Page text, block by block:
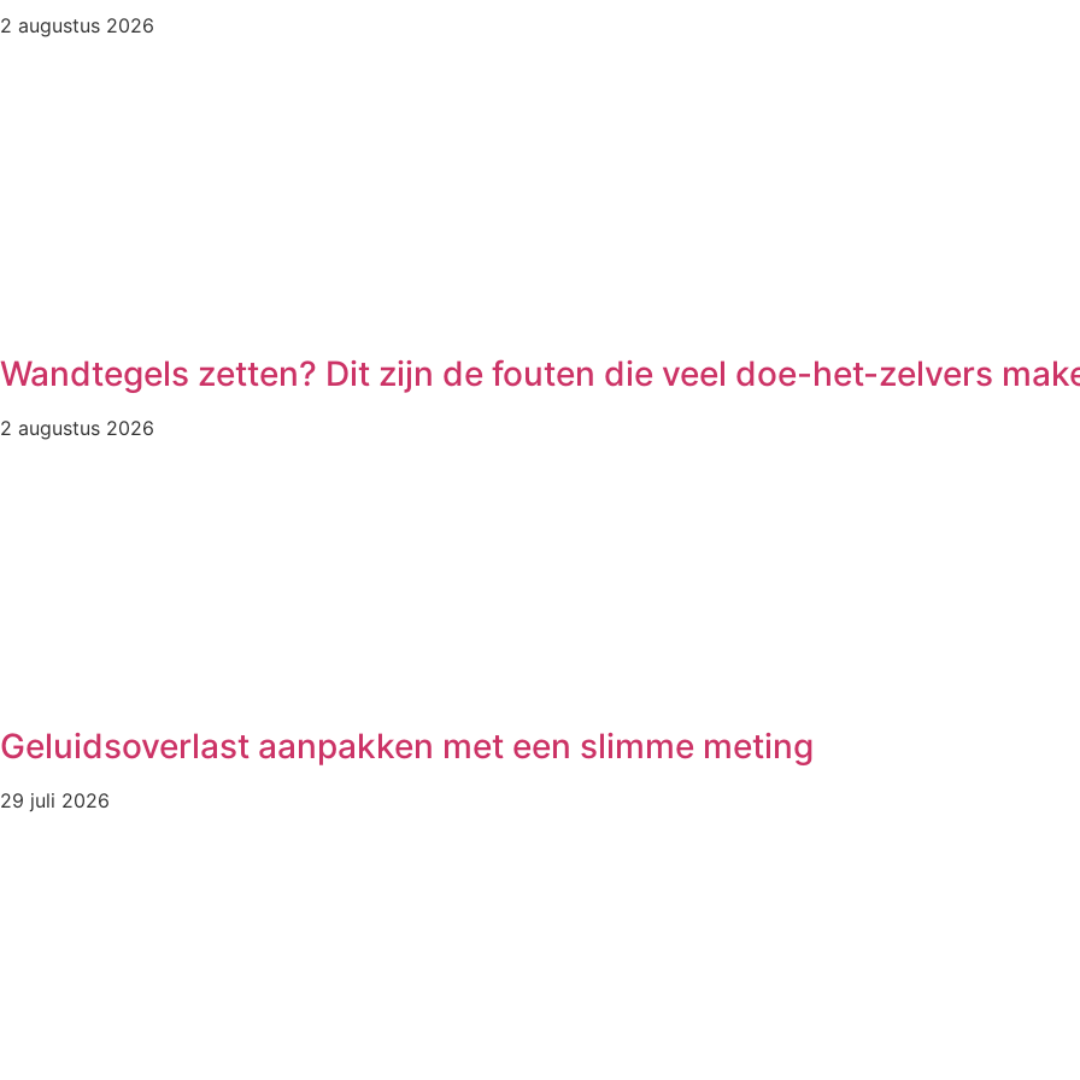
2 augustus 2026
Wandtegels zetten? Dit zijn de fouten die veel doe-het-zelvers
2 augustus 2026
Geluidsoverlast aanpakken met een slimme meting
29 juli 2026